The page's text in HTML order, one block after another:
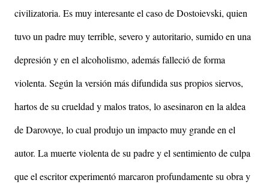
civilizatoria. Es muy interesante el caso de Dostoievski, quien
tuvo un padre muy terrible, severo y autoritario, sumido en una
depresión y en el alcoholismo, además falleció de forma
violenta. Según la versión más difundida sus propios siervos,
hartos de su crueldad y malos tratos, lo asesinaron en la aldea
de Darovoye, lo cual produjo un impacto muy grande en el
autor. La muerte violenta de su padre y el sentimiento de culpa
que el escritor experimentó marcaron profundamente su obra y